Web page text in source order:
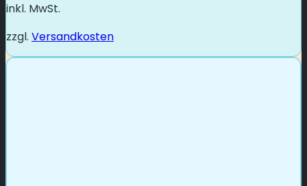
inkl. MwSt.
zzgl. Versandkosten